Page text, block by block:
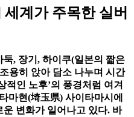
계가 주목한 실버
, 장기, 하이쿠(일본의 짧은
용히 앉아 담소 나누며 시간
적인 노후’의 풍경처럼 여겨
마현(埼玉県) 사이타마시에
변화가 일어나고 있다. 바